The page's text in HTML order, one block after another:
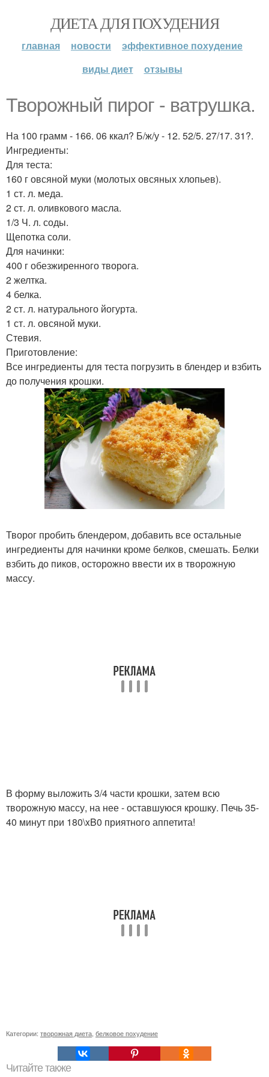
ДИЕТА ДЛЯ ПОХУДЕНИЯ
главная новости
эффективное похудение
виды диет
отзывы
Творожный пирог - ватрушка.
На 100 грамм - 166. 06 ккал? Б/ж/у - 12. 52/5. 27/17. 31?.
Ингредиенты:
Для теста:
160 г овсяной муки (молотых овсяных хлопьев).
1 ст. л. меда.
2 ст. л. оливкового масла.
1/3 Ч. л. соды.
Щепотка соли.
Для начинки:
400 г обезжиренного творога.
2 желтка.
4 белка.
2 ст. л. натурального йогурта.
1 ст. л. овсяной муки.
Стевия.
Приготовление:
Все ингредиенты для теста погрузить в блендер и взбить
до получения крошки.
Творог пробить блендером, добавить все остальные
ингредиенты для начинки кроме белков, смешать. Белки
взбить до пиков, осторожно ввести их в творожную
массу.
В форму выложить 3/4 части крошки, затем всю
творожную массу, на нее - оставшуюся крошку. Печь 35-
40 минут при 180\xB0 приятного аппетита!
Категории: творожная диета белковое похудение
Читайте также